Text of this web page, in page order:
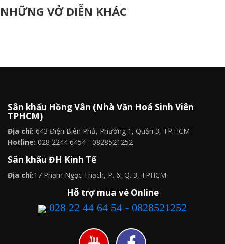
NHỮNG VỞ DIỄN KHÁC
Sân khấu Hồng Vân (Nhà Văn Hoá Sinh Viên
TPHCM)
Địa chỉ: 643 Điện Biên Phủ, Phường 1, Quận 3, TP.HCM
Hotline: 028 2244 6454 - 0828521252
Sân khấu ĐH Kinh Tế
Địa chỉ:17 Phạm Ngọc Thạch, P. 6, Q. 3, TPHCM
Hỗ trợ mua vé Online
028 22 44 64 54 - 0828521252